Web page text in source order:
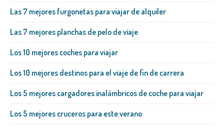
Las 7 mejores furgonetas para viajar de alquiler
Las 7 mejores planchas de pelo de viaje
Los 10 mejores coches para viajar
Los 10 mejores destinos para el viaje de fin de carrera
Los 5 mejores cargadores inalámbricos de coche para viajar
Los 5 mejores cruceros para este verano